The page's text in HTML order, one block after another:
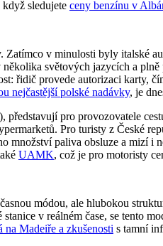
sledujete ceny benzínu v
v minulosti byly italské
světových jazycích a
řidič provede autorizaci karty,
nejčastější polské nadávky, je
představují pro provozovatele
Pro turisty z České
paliva obsluze a mizí i
UAMK, což je pro motoristy
módou, ale hlubokou
v reálném čase, se tento
na Madeiře a zkušenosti s tamní